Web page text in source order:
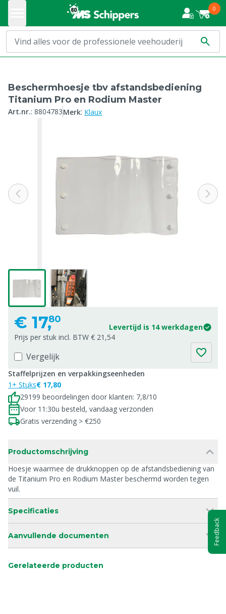
0
Beschermhoesje tbv afstandsbediening
Titanium Pro en Rodium Master
Art.nr.: 8804783Merk: Klaux
€ 17,80
Levertijd is 14 werkdagen
Prijs per stuk incl. BTW € 21,54
Vergelijk
Staffelprijzen en verpakkingseenheden
1+ Stuks€ 17,80
29199 beoordelingen door klanten: 7,8/10
Voor 11:30u besteld, vandaag verzonden
Gratis verzending > €250
Productomschrijving
Hoesje waarmee de drukknoppen op de afstandsbediening van
de Titanium Pro en Rodium Master beschermd worden tegen
vuil.
Specificaties
Aanvullende documenten
Gerelateerde producten
Feedback